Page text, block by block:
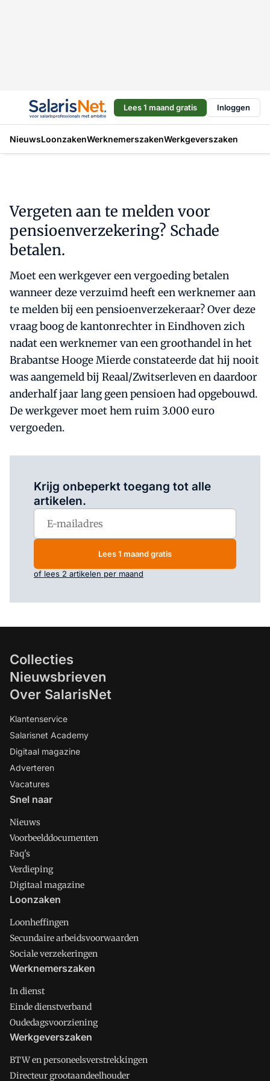
Lees 1 maand gratis Inloggen
NieuwsLoonzakenWerknemerszakenWerkgeverszaken
Vergeten aan te melden voor
pensioenverzekering? Schade
betalen.
Moet een werkgever een vergoeding betalen
wanneer deze verzuimd heeft een werknemer aan
te melden bij een pensioenverzekeraar? Over deze
vraag boog de kantonrechter in Eindhoven zich
nadat een werknemer van een groothandel in het
Brabantse Hooge Mierde constateerde dat hij nooit
was aangemeld bij Reaal/Zwitserleven en daardoor
anderhalf jaar lang geen pensioen had opgebouwd.
De werkgever moet hem ruim 3.000 euro
vergoeden.
Krijg onbeperkt toegang tot alle
artikelen.
Lees 1 maand gratis
of lees 2 artikelen per maand
Collecties
Nieuwsbrieven
Over SalarisNet
Klantenservice
Salarisnet Academy
Digitaal magazine
Adverteren
Vacatures
Snel naar
Nieuws
Voorbeelddocumenten
Faq's
Verdieping
Digitaal magazine
Loonzaken
Loonheffingen
Secundaire arbeidsvoorwaarden
Sociale verzekeringen
Werknemerszaken
In dienst
Einde dienstverband
Oudedagsvoorziening
Werkgeverszaken
BTW en personeelsverstrekkingen
Directeur grootaandeelhouder